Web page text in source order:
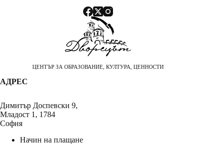
ЦЕНТЪР ЗА ОБРАЗОВАНИЕ, КУЛТУРА, ЦЕННОСТИ
АДРЕС
Димитър Доспевски 9,
Младост 1, 1784
София
Начин на плащане